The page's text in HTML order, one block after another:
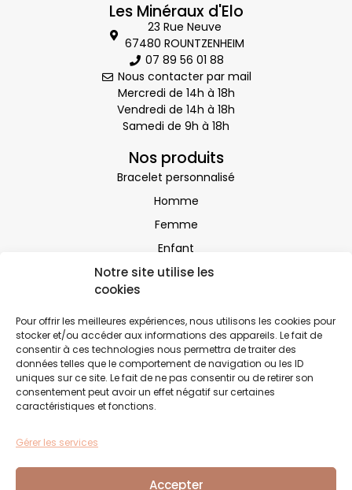
Notre site utilise les
cookies
Pour offrir les meilleures expériences, nous utilisons les cookies pour
stocker et/ou accéder aux informations des appareils. Le fait de
consentir à ces technologies nous permettra de traiter des
données telles que le comportement de navigation ou les ID
uniques sur ce site. Le fait de ne pas consentir ou de retirer son
consentement peut avoir un effet négatif sur certaines
caractéristiques et fonctions.
Gérer les services
Accepter
Les Minéraux d'Elo
23 Rue Neuve
67480 ROUNTZENHEIM
07 89 56 01 88
Nous contacter par mail
Mercredi de 14h à 18h
Vendredi de 14h à 18h
Samedi de 9h à 18h
Nos produits
Bracelet personnalisé
Homme
Femme
Enfant
Minéraux
Sacs
Autres
Infos pratiques
Boutique fidélité
Conditions Générales de Vente
Politique de confidentialité